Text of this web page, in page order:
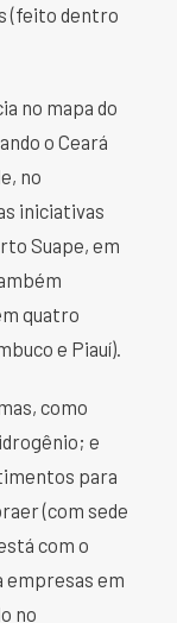
(feito dentro
no mapa do
o Ceará
no
iniciativas
Suape, em
quatro
e Piauí).
como
e
para
(com sede
com o
empresas em
no